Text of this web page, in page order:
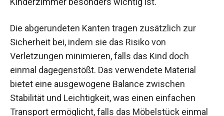
Die abgerundeten Kanten tragen zusätzlich zur
Sicherheit bei, indem sie das Risiko von
Verletzungen minimieren, falls das Kind doch
einmal dagegenstößt. Das verwendete Material
bietet eine ausgewogene Balance zwischen
Stabilität und Leichtigkeit, was einen einfachen
Transport ermöglicht, falls das Möbelstück einmal